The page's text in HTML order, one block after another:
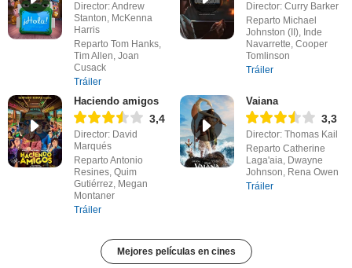
Director: Andrew
Stanton, McKenna
Harris
Reparto Tom Hanks,
Tim Allen, Joan
Cusack
Tráiler
Director: Curry Barker
Reparto Michael
Johnston (II), Inde
Navarrette, Cooper
Tomlinson
Tráiler
Haciendo amigos
3,4
Director: David
Marqués
Reparto Antonio
Resines, Quim
Gutiérrez, Megan
Montaner
Tráiler
Vaiana
3,3
Director: Thomas Kail
Reparto Catherine
Laga'aia, Dwayne
Johnson, Rena Owen
Tráiler
Mejores películas en cines